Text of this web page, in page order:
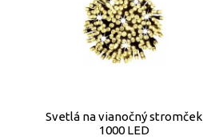
Svetlá na vianočný stromček
1000 LED